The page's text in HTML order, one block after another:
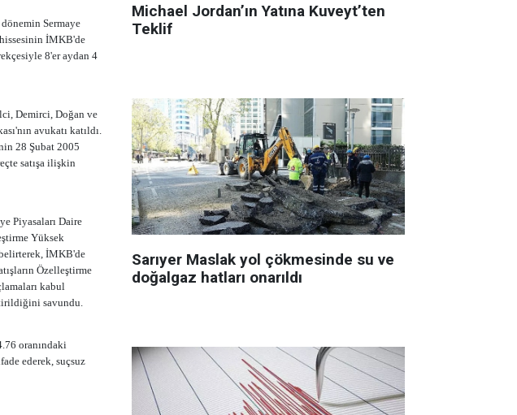
Sermaye
hissesinin İMKB'de
8'er aydan 4
Demirci, Doğan ve
avukatı katıldı.
28 Şubat 2005
satışa ilişkin
Piyasaları Daire
Yüksek
İMKB'de
Özelleştirme
kabul
savundu.
oranındaki
ederek, suçsuz
Michael Jordan’ın Yatına Kuveyt’ten
Teklif
Sarıyer Maslak yol çökmesinde su ve
doğalgaz hatları onarıldı